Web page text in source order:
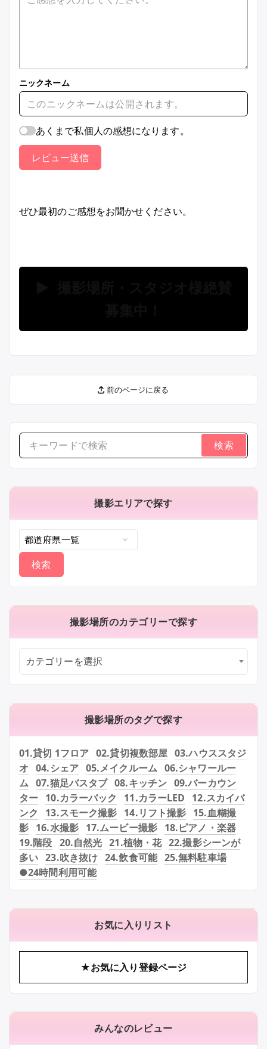
ニックネーム
あくまで私個人の感想になります。
レビュー送信
ぜひ最初のご感想をお聞かせください。
前のページに戻る
撮影エリアで探す
撮影場所のカテゴリーで探す
カテゴリーを選択
撮影場所のタグで探す
01.貸切 1フロア 02.貸切複数部屋 03.ハウススタジ
オ
04.シェア 05.メイクルーム 06.シャワールー
ム 07.猫足バスタブ 08.キッチン 09.バーカウン
ター 10.カラーバック 11.カラーLED
12.スカイバ
ンク
13.スモーク撮影 14.リフト撮影 15.血糊撮
影 16.水撮影 17.ムービー撮影 18.ピアノ・楽器
19.階段 20.自然光 21.植物・花 22.撮影シーンが
多い 23.吹き抜け 24.飲食可能 25.無料駐車場
●24時間利用可能
お気に入りリスト
★お気に入り登録ページ
みんなのレビュー